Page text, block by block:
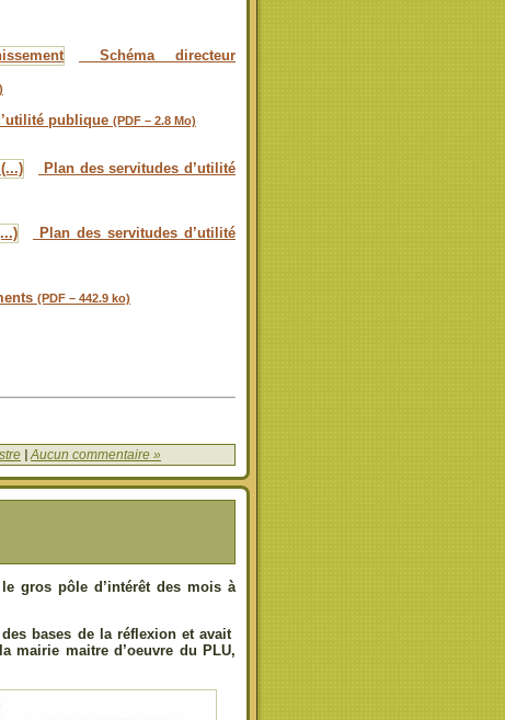
Schéma directeur
publique (PDF – 2.8 Mo)
Plan des servitudes d’utilité
Plan des servitudes d’utilité
(PDF – 442.9 ko)
|Aucun commentaire »
gros pôle d’intérêt des mois à
bases de la réflexion et avait
mairie maitre d’oeuvre du PLU,